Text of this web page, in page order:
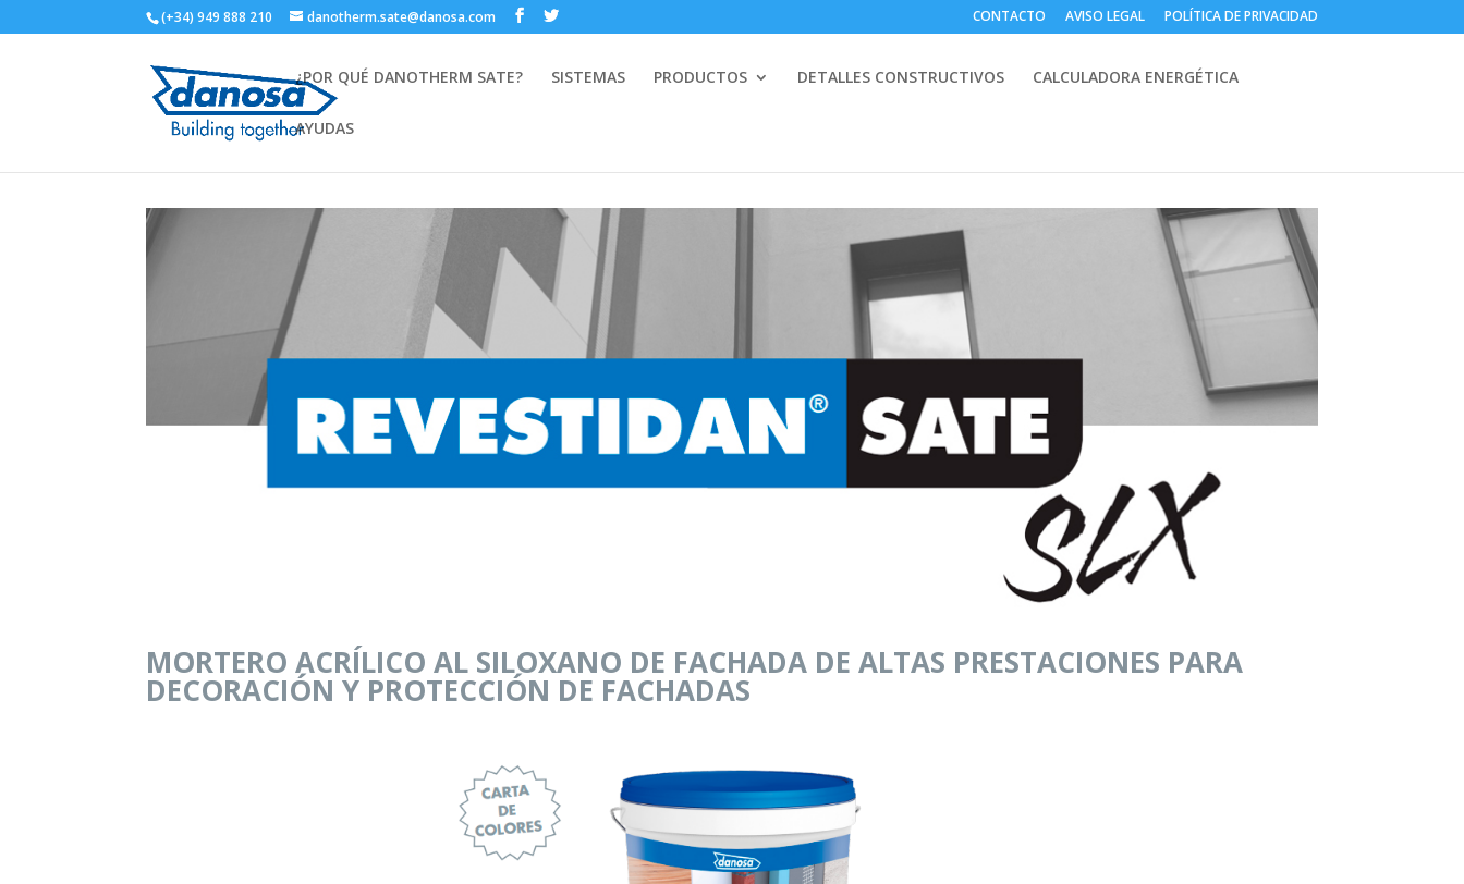
(+34) 949 888 210 danotherm.sate@danosa.com CONTACTO AVISO LEGAL POLÍTICA DE PRIVACIDAD
¿POR QUÉ DANOTHERM SATE? SISTEMAS PRODUCTOS DETALLES CONSTRUCTIVOS CALCULADORA ENERGÉTICA
AYUDAS
MORTERO ACRÍLICO AL SILOXANO DE FACHADA DE ALTAS PRESTACIONES PARA
DECORACIÓN Y PROTECCIÓN DE FACHADAS